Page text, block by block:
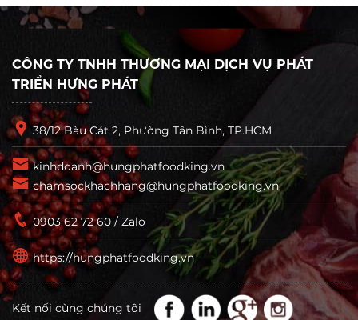
CÔNG TY TNHH THƯƠNG MẠI DỊCH VỤ PHÁT
TRIỂN HƯNG PHÁT
38/12 Bàu Cát 2, Phường Tân Bình, TP.HCM
kinhdoanh@hungphatfoodking.vn
chamsockhachhang@hungphatfoodking.vn
0903 62 72 60 / Zalo
https://hungphatfoodking.vn
Kết nối cùng chúng tôi